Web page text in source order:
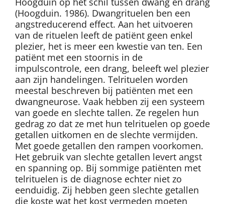
(Hoogduin. 1986). Dwangrituelen ben een
angstreducerend effect. Aan het uitvoeren
van de rituelen leeft de patiënt geen enkel
plezier, het is meer een kwestie van ten. Een
patiënt met een stoornis in de
impulscontrole, een drang, beleeft wel plezier
aan zijn handelingen. Telrituelen worden
meestal beschreven bij patiënten met een
dwangneurose. Vaak hebben zij een systeem
van goede en slechte tallen. Ze regelen hun
gedrag zo dat ze met hun telrituelen op goede
getallen uitkomen en de slechte vermijden.
Met goede getallen den rampen voorkomen.
Het gebruik van slechte getallen levert angst
en spanning op. Bij sommige patiënten met
telrituelen is de diagnose echter niet zo
eenduidig. Zij hebben geen slechte getallen
die koste wat het kost vermeden moeten